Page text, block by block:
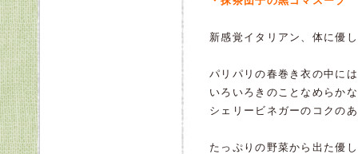
新感覚イタリアン、体に優
パリパリの春巻き衣の中に
いろいろきのことなめらか
シェリービネガーのコクの
たっぷりの野菜から出た優